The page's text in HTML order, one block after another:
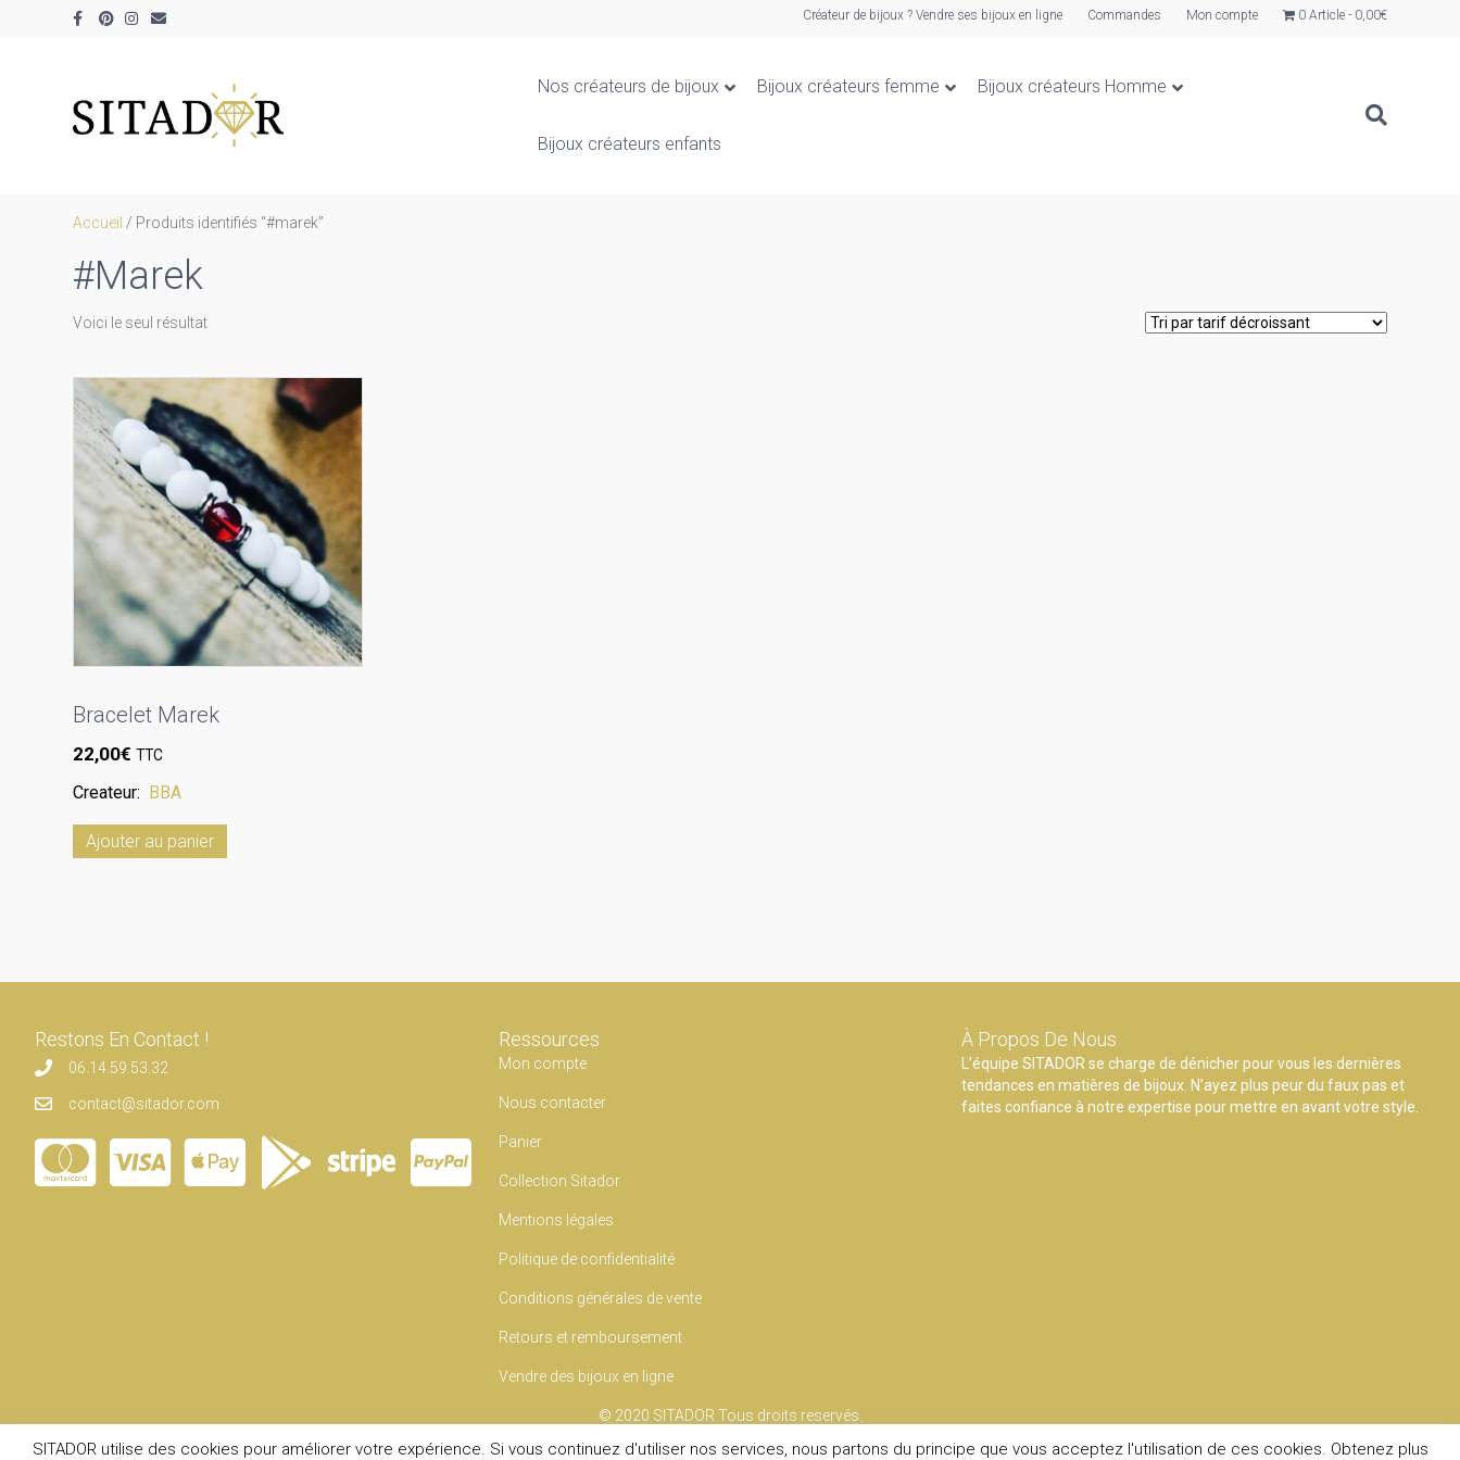
Facebook
PinterestInstagram
Email Créateur de bijoux ? Vendre ses bijoux en ligne Commandes Mon compte 0 Article 0,00€
Nos créateurs de bijoux Bijoux créateurs femme Bijoux créateurs Homme
Bijoux créateurs enfants
Accueil / Produits identifiés “#marek”
#marek
Voici le seul résultat
Bracelet Marek
22,00€ TTC
Createur: BBA
Ajouter au panier
Restons En Contact !
06.14.59.53.32
contact@sitador.com
Ressources
Mon compte
Nous contacter
Panier
Collection Sitador
Mentions légales
Politique de confidentialité
Conditions générales de vente
Retours et remboursement
Vendre des bijoux en ligne
À Propos De Nous
L’équipe SITADOR se charge de dénicher pour vous les dernières
tendances en matières de bijoux. N’ayez plus peur du faux pas et
faites confiance à notre expertise pour mettre en avant votre style.
© 2020 SITADOR Tous droits reservés.
SITADOR utilise des cookies pour améliorer votre expérience. Si vous continuez d'utiliser nos services, nous partons du principe que vous acceptez l'utilisation de ces cookies. Obtenez plus